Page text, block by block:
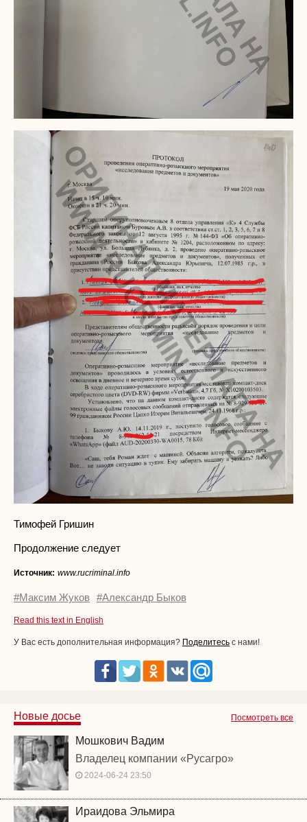
Тимофей Гришин
Продолжение следует
Источник: www.rucriminal.info
#Максим Жуков #Александр Быков
Read this text in English
У Вас есть дополнительная информация? Поделитесь с нами!
Посмотреть все
Новые досье
Мошкович Вадим
Владелец компании «Русагро»
2024-06-24 23:50
Ираидова Эльмира